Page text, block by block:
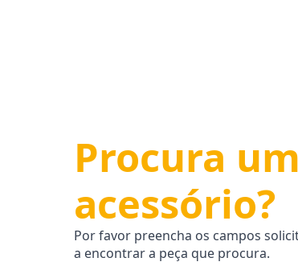
Procura
acessório?
Por favor preencha os campos
a encontrar a peça que procura.